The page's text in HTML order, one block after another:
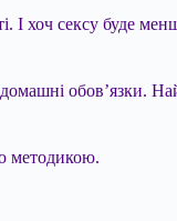
І хоч сексу буде
обов’язки.
методикою.